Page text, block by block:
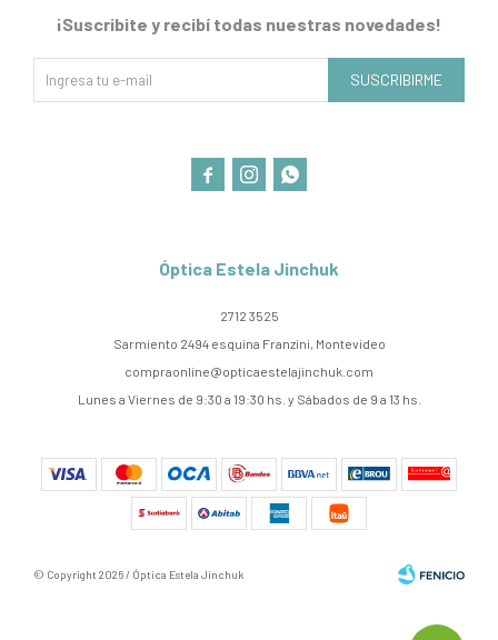
Óptica Estela Jinchuk
2712 3525
Sarmiento 2494 esquina Franzini, Montevideo
compraonline@opticaestelajinchuk.com
Lunes a Viernes de 9:30 a 19:30 hs. y Sábados de 9 a 13 hs.
¡Suscribite y recibí todas nuestras novedades!
SUSCRIBIRME
  
© Copyright 2026 / Óptica Estela Jinchuk